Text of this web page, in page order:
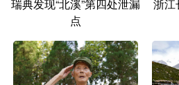
瑞典发现“北溪”第四处泄漏
点
浙江